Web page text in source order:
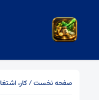
صفحه نخست/کار،